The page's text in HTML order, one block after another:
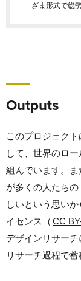
ざま形式で総
Outputs
このプロジェク
して、世界のロ
組んでいます。
が多くの人たち
しいという思い
イセンス（ CC
デザインリサー
リサーチ過程で